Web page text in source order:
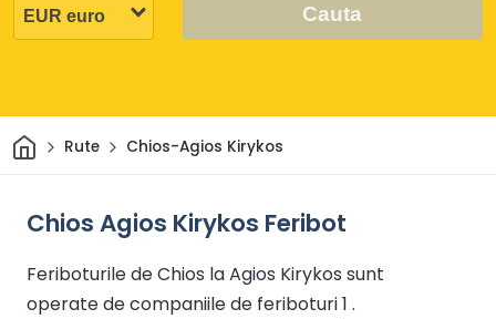
Cauta
AcasăRute Chios-Agios Kirykos
Chios Agios Kirykos Feribot
Feriboturile de Chios la Agios Kirykos sunt
operate de companiile de feriboturi 1 .